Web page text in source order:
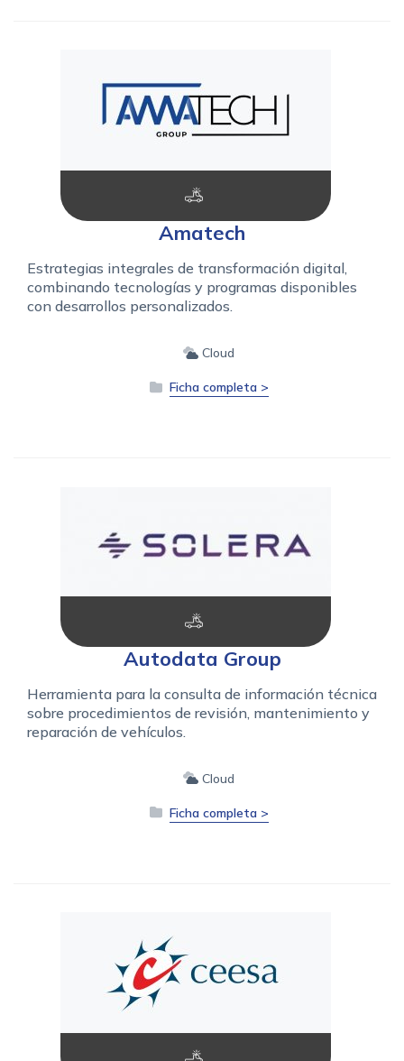
Amatech
Estrategias integrales de transformación digital,
combinando tecnologías y programas disponibles
con desarrollos personalizados.
Cloud
Ficha completa >
Autodata Group
Herramienta para la consulta de información técnica
sobre procedimientos de revisión, mantenimiento y
reparación de vehículos.
Cloud
Ficha completa >